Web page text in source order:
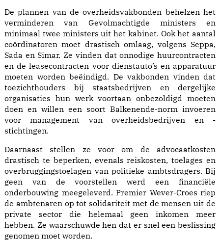
De plannen van de overheidsvakbonden behelzen het
verminderen van Gevolmachtigde ministers en
minimaal twee ministers uit het kabinet. Ook het aantal
coördinatoren moet drastisch omlaag, volgens Seppa,
Sada en Simar. Ze vinden dat onnodige huurcontracten
en de leasecontracten voor dienstauto’s en apparatuur
moeten worden beëindigd. De vakbonden vinden dat
toezichthouders bij staatsbedrijven en dergelijke
organisaties hun werk voortaan onbezoldigd moeten
doen en willen een soort Balkenende-norm invoeren
voor management van overheidsbedrijven en -
stichtingen.
Daarnaast stellen ze voor om de advocaatkosten
drastisch te beperken, evenals reiskosten, toelages en
overbruggingstoelagen van politieke ambtsdragers. Bij
geen van de voorstellen werd een financiële
onderbouwing meegeleverd. Premier Wever-Croes riep
de ambtenaren op tot solidariteit met de mensen uit de
private sector die helemaal geen inkomen meer
hebben. Ze waarschuwde hen dat er snel een beslissing
genomen moet worden.